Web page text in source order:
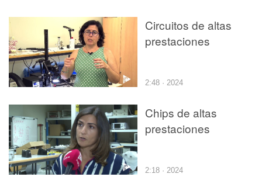
Circuitos de altas
prestaciones
2:48 · 2024
Chips de altas
prestaciones
2:18 · 2024